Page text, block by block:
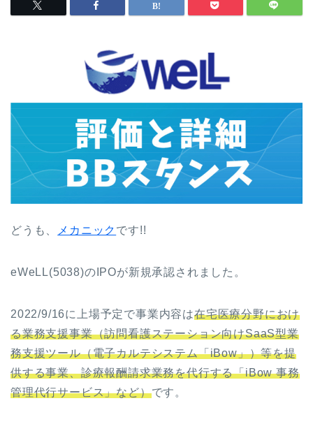
どうも、 メカニック です!!
eWeLL(5038)のIPOが新規承認されました。
2022/9/16に上場予定で事業内容は在宅医療分野におけ
る業務支援事業（訪問看護ステーション向けSaaS型業
務支援ツール（電子カルテシステム「iBow」）等を提
供する事業、診療報酬請求業務を代行する「iBow 事務
管理代行サービス」など）です。